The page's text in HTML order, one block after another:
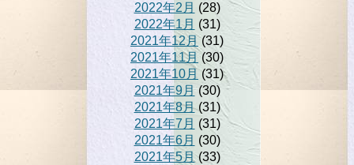
2022年2月 (28)
2022年1月 (31)
2021年12月(31)
2021年11月(30)
2021年10月 (31)
2021年9月(30)
2021年8月(31)
2021年7月 (31)
2021年6月 (30)
2021年5月 (33)